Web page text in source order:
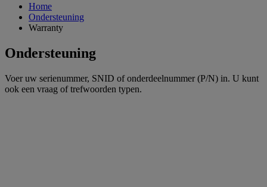
Home
Ondersteuning
Warranty
Ondersteuning
Voer uw serienummer, SNID of onderdeelnummer (P/N) in. U kunt
ook een vraag of trefwoorden typen.